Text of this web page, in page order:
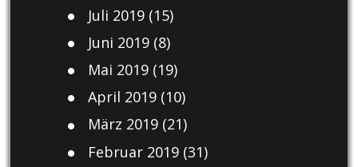
Juli 2019(15)
Juni 2019(8)
Mai 2019(19)
April 2019(10)
März 2019(21)
Februar 2019(31)